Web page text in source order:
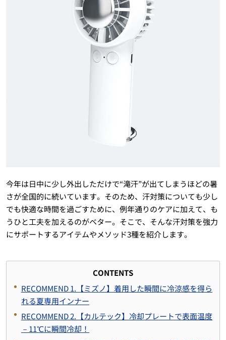
今年は日中に少し外出しただけで“滝汗”が出てしまうほどの暑
さが全国的に続いています。そのため、汗対策についても少し
でも快適な時間を過ごすために、例年通りのケアに加えて、も
うひと工夫を加えるのがベター。そこで、そんな汗対策を強力
にサポートするアイテムやメソッド3種を紹介します。
CONTENTS
RECOMMEND 1.【ミズノ】着用した瞬間に冷涼感を得ら
れる夏専用インナー
RECOMMEND 2.【カルテック】冷却プレートで表面温度
－11℃に瞬間冷却！